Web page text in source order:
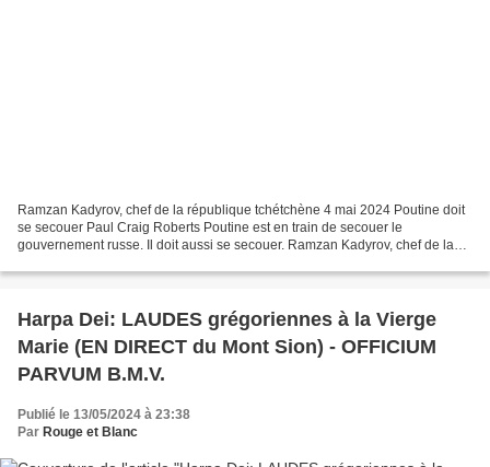
Ramzan Kadyrov, chef de la république tchétchène 4 mai 2024 Poutine doit
se secouer Paul Craig Roberts Poutine est en train de secouer le
gouvernement russe. Il doit aussi se secouer. Ramzan Kadyrov, chef de la
Harpa Dei: LAUDES grégoriennes à la Vierge
Marie (EN DIRECT du Mont Sion) - OFFICIUM
PARVUM B.M.V.
Publié le 13/05/2024 à 23:38
Par Rouge et Blanc